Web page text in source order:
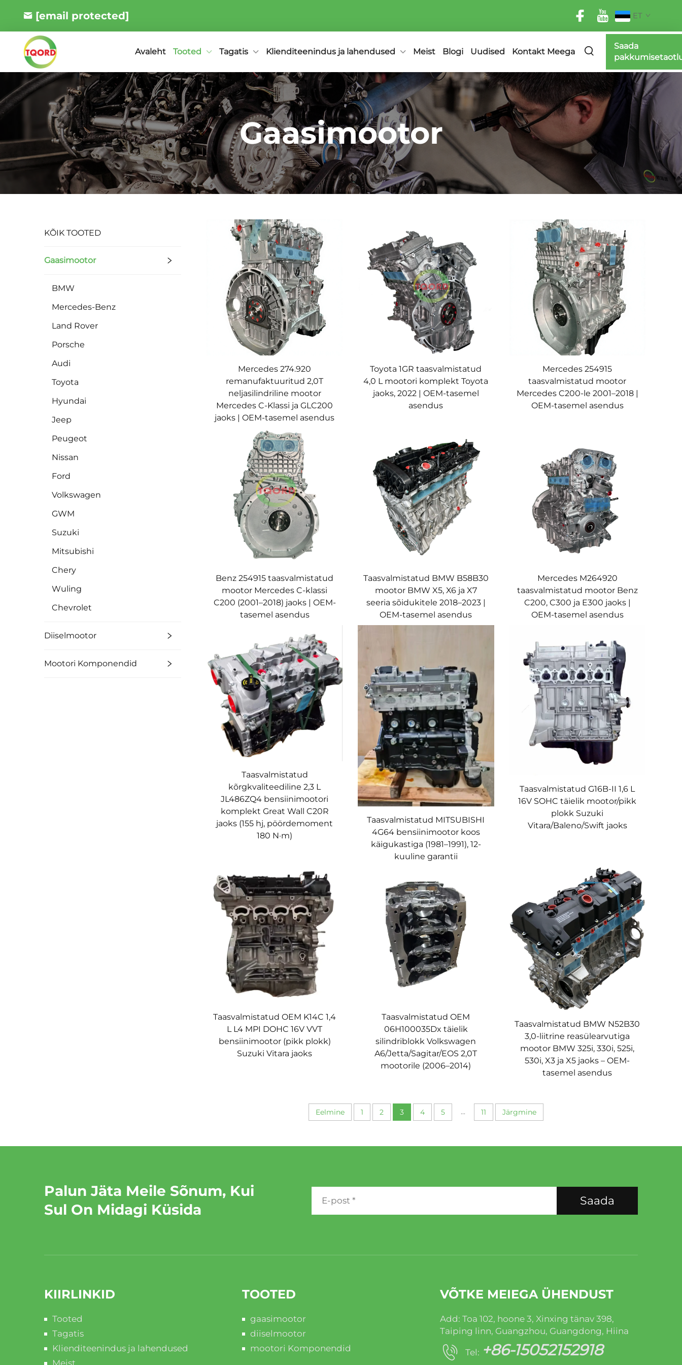
[email protected] ET
Avaleht Tooted Tagatis Klienditeenindus ja lahendused Meist Blogi Uudised Kontakt Meega
Saada
Gaasimootor
KÕIK TOOTED
Gaasimootor
BMW
Mercedes-Benz
Land Rover
Porsche
Audi
Toyota
Hyundai
Jeep
Peugeot
Nissan
Ford
Volkswagen
GWM
Suzuki
Mitsubishi
Chery
Wuling
Chevrolet
Diiselmootor
Mootori Komponendid
Mercedes 274.920
remanufaktuuritud 2,0T
neljasilindriline mootor
Mercedes C-Klassi ja GLC200
jaoks | OEM-tasemel asendus
Toyota 1GR taasvalmistatud
4,0 L mootori komplekt Toyota
jaoks, 2022 | OEM-tasemel
asendus
Mercedes 254915
taasvalmistatud mootor
Mercedes C200-le 2001–2018 |
OEM-tasemel asendus
Benz 254915 taasvalmistatud
mootor Mercedes C-klassi
C200 (2001–2018) jaoks | OEM-
tasemel asendus
Taasvalmistatud BMW B58B30
mootor BMW X5, X6 ja X7
seeria sõidukitele 2018–2023 |
OEM-tasemel asendus
Mercedes M264920
taasvalmistatud mootor Benz
C200, C300 ja E300 jaoks |
OEM-tasemel asendus
Taasvalmistatud
kõrgkvaliteediline 2,3 L
JL486ZQ4 bensiinimootori
komplekt Great Wall C20R
jaoks (155 hj, pöördemoment
180 N·m)
Taasvalmistatud MITSUBISHI
4G64 bensiinimootor koos
käigukastiga (1981–1991), 12-
kuuline garantii
Taasvalmistatud G16B-II 1,6 L
16V SOHC täielik mootor/pikk
plokk Suzuki
Vitara/Baleno/Swift jaoks
Taasvalmistatud OEM K14C 1,4
L L4 MPI DOHC 16V VVT
bensiinimootor (pikk plokk)
Suzuki Vitara jaoks
Taasvalmistatud OEM
06H100035Dx täielik
silindriblokk Volkswagen
A6/Jetta/Sagitar/EOS 2,0T
mootorile (2006–2014)
Taasvalmistatud BMW N52B30
3,0-liitrine reasülearvutiga
mootor BMW 325i, 330i, 525i,
530i, X3 ja X5 jaoks – OEM-
tasemel asendus
Eelmine 1 2 3 4 5 ... 11 Järgmine
Palun Jäta Meile Sõnum, Kui
Sul On Midagi Küsida
Saada
KIIRLINKID
Tooted
Tagatis
Klienditeenindus ja lahendused
TOOTED
gaasimootor
diiselmootor
mootori Komponendid
VÕTKE MEIEGA ÜHENDUST
Add: Toa 102, hoone 3, Xinxing tänav 398,
Taiping linn, Guangzhou, Guangdong, Hiina
Tel: +86-15052152918